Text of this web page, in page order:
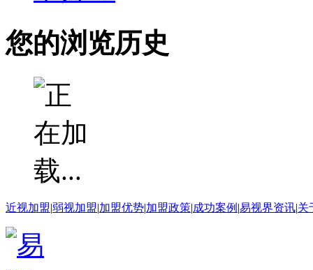
您的浏览历史
近视加盟|弱视加盟|加盟优势|加盟政策|成功案例 |易视界资讯|关